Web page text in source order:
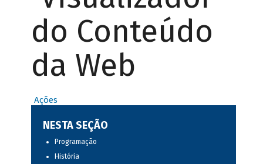
do Conteúdo
da Web
Ações
NESTA SEÇÃO
Programação
História